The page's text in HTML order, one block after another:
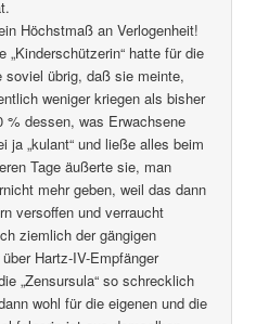
Höchstmaß an Verlogenheit!
„Kinderschützerin“ hatte für die
soviel übrig, daß sie meinte,
weniger kriegen als bisher
% dessen, was Erwachsene
ja „kulant“ und ließe alles beim
Tage äußerte sie, man
mehr geben, weil das dann
versoffen und verraucht
ziemlich der gängigen
Hartz-IV-Empfänger
„Zensursula“ so schrecklich
wohl für die eigenen und die